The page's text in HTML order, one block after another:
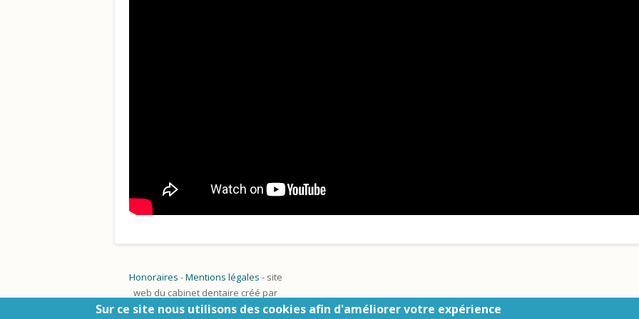
Honoraires -Mentions légales - site
web du cabinet dentaire créé par
www.denti.site
Sur ce site nous utilisons des cookies afin d'améliorer votre expérience